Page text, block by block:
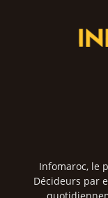
Infomaroc, le
Décideurs par